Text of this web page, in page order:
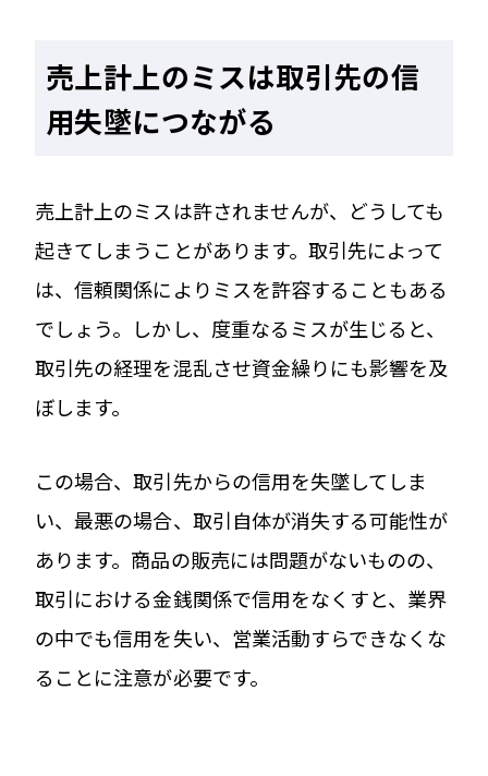
売上計上のミスは取引先の信
用失墜につながる
売上計上のミスは許されませんが、どうしても
起きてしまうことがあります。取引先によって
は、信頼関係によりミスを許容することもある
でしょう。しかし、度重なるミスが生じると、
取引先の経理を混乱させ資金繰りにも影響を及
ぼします。
この場合、取引先からの信用を失墜してしま
い、最悪の場合、取引自体が消失する可能性が
あります。商品の販売には問題がないものの、
取引における金銭関係で信用をなくすと、業界
の中でも信用を失い、営業活動すらできなくな
ることに注意が必要です。